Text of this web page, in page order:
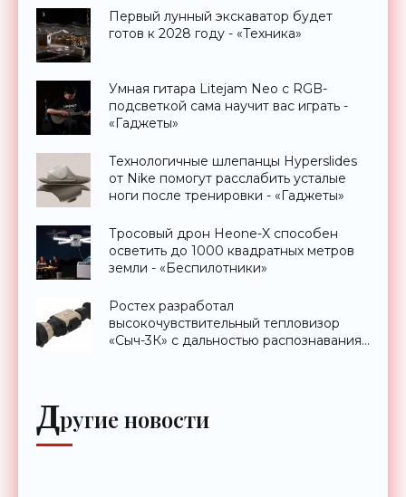
Первый лунный экскаватор будет
готов к 2028 году - «Техника»
Умная гитара Litejam Neo с RGB-
подсветкой сама научит вас играть -
«Гаджеты»
Технологичные шлепанцы Hyperslides
от Nike помогут расслабить усталые
ноги после тренировки - «Гаджеты»
Тросовый дрон Heone-X способен
осветить до 1000 квадратных метров
земли - «Беспилотники»
Ростех разработал
высокочувствительный тепловизор
«Сыч-3К» с дальностью распознавания
Другие новости